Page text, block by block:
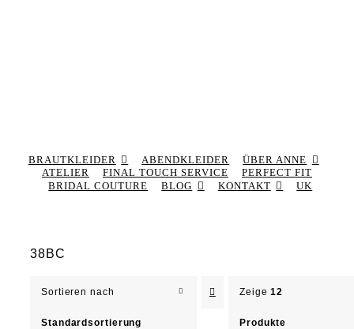
BRAUTKLEIDER ABENDKLEIDER
ÜBER ANNE
ATELIER
FINAL TOUCH SERVICE
PERFECT FIT
BRIDAL COUTURE
BLOG KONTAKT UK
38BC
Sortieren nach
Standardsortierung
Zeige12
Produkte